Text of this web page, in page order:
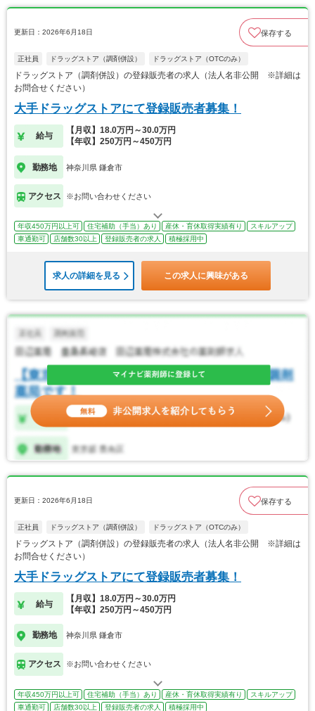
更新日：2026年6月18日 保存する
正社員 ドラッグストア（調剤併設） ドラッグストア（OTCのみ）
ドラッグストア（調剤併設）の登録販売者の求人（法人名非公開 ※詳細は
お問合せください）
大手ドラッグストアにて登録販売者募集！
給与
【月収】18.0万円～30.0万円
【年収】250万円～450万円
勤務地 神奈川県 鎌倉市
アクセス ※お問い合わせください
年収450万円以上可 住宅補助（手当）あり 産休・育休取得実績有り
スキルアップ
車通勤可
店舗数30以上 登録販売者の求人 積極採用中
求人の詳細を見る この求人に興味がある
更新日：2026年6月18日 保存する
正社員 ドラッグストア（調剤併設） ドラッグストア（OTCのみ）
ドラッグストア（調剤併設）の登録販売者の求人（法人名非公開 ※詳細は
お問合せください）
大手ドラッグストアにて登録販売者募集！
給与
【月収】18.0万円～30.0万円
【年収】250万円～450万円
勤務地 神奈川県 鎌倉市
アクセス ※お問い合わせください
年収450万円以上可 住宅補助（手当）あり 産休・育休取得実績有り
スキルアップ
車通勤可
店舗数30以上 登録販売者の求人 積極採用中